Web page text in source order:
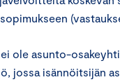
ole asunto-
jossa isännöitsijän